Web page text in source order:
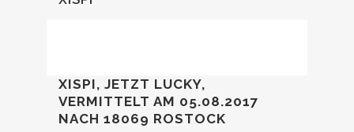
XISPI, JETZT LUCKY,
VERMITTELT AM 05.08.2017
NACH 18069 ROSTOCK